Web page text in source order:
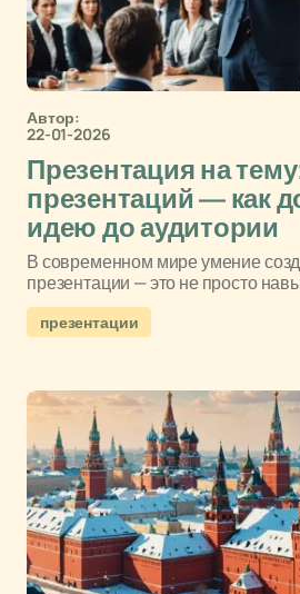
Автор:
22-01-2026
Презентация на
презентаций — как
идею до аудитории
В современном мире умение
презентации — это не просто
презентации